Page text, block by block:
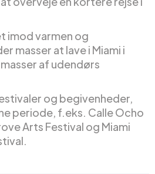
imod varmen og
masser at lave i Miami i
af udendørs
og begivenheder,
periode, f.eks. Calle Ocho
Arts Festival og Miami